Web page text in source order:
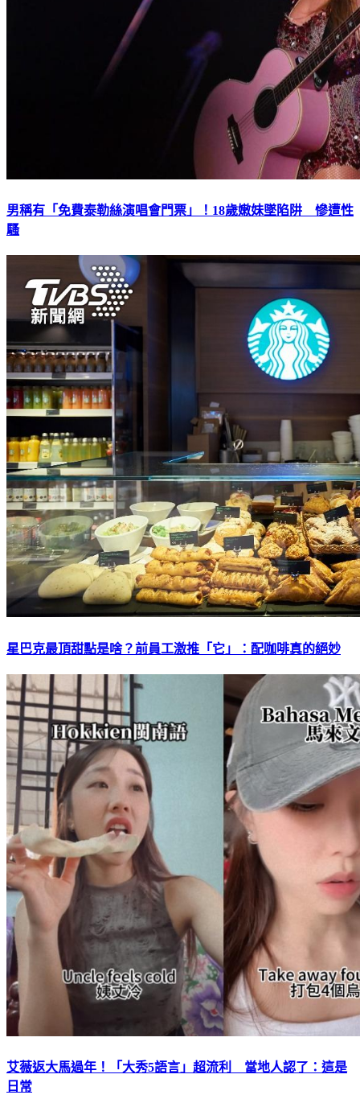
男稱有「免費泰勒絲演唱會門票」！18歲嫩妹墜陷阱 慘遭性
騷
星巴克最頂甜點是啥？前員工激推「它」：配咖啡真的絕妙
艾薇返大馬過年！「大秀5語言」超流利 當地人認了：這是
日常